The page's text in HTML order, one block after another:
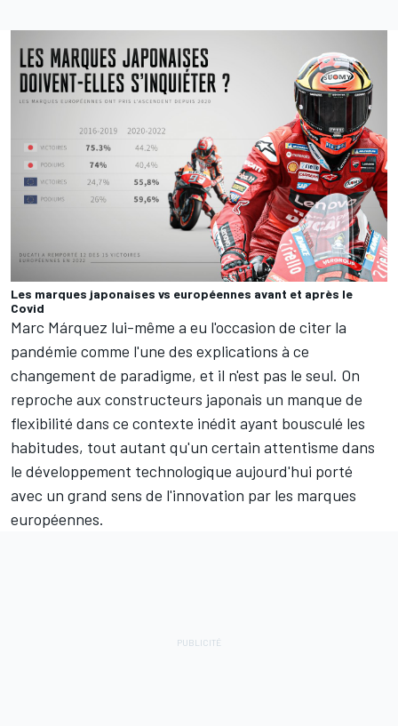
Les marques japonaises vs européennes avant et après le
Covid
Marc Márquez lui-même a eu l'occasion de citer la
pandémie comme l'une des explications à ce
changement de paradigme, et il n'est pas le seul. On
reproche aux constructeurs japonais un manque de
flexibilité dans ce contexte inédit ayant bousculé les
habitudes, tout autant qu'un certain attentisme dans
le développement technologique aujourd'hui porté
avec un grand sens de l'innovation par les marques
européennes.